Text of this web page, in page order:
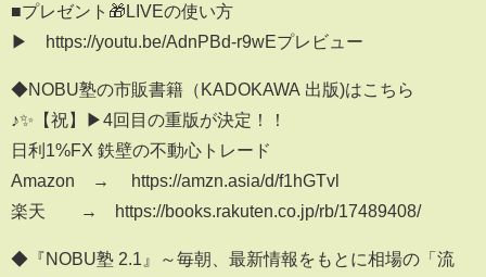
■プレゼント🎁LIVEの使い方
▶ https://youtu.be/AdnPBd-r9wEプレビュー
◆NOBU塾の市販書籍（KADOKAWA 出版)はこちら
♪✨【祝】▶4回目の重版が決定！！
日利1%FX 鉄壁の不動心トレード
Amazon → https://amzn.asia/d/f1hGTvl
楽天 → https://books.rakuten.co.jp/rb/17489408/
◆『NOBU塾 2.1』～毎朝、最新情報をもとに相場の「流